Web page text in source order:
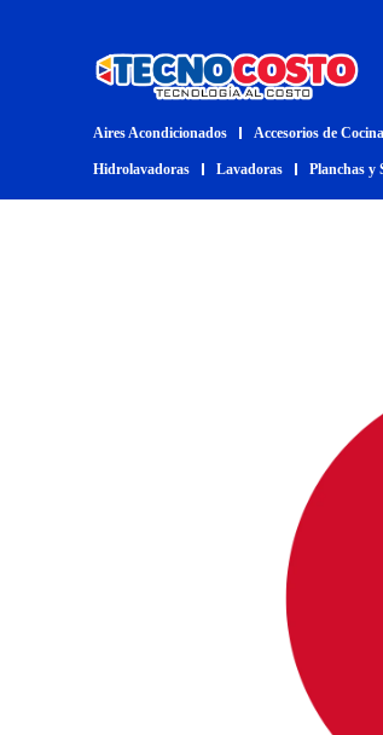
Aires Acondicionados Accesorios de Cocina
Hidrolavadoras Lavadoras Planchas y